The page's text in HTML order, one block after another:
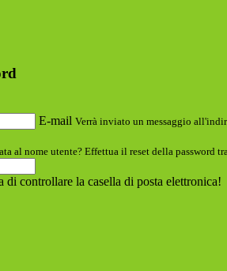
E-mail Verrà inviato un messaggio
al nome utente? Effettua il reset della password
di controllare la casella di posta elettronica!